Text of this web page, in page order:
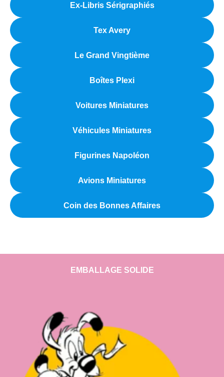
Ex-Libris Sérigraphiés
Tex Avery
Le Grand Vingtième
Boîtes Plexi
Voitures Miniatures
Véhicules Miniatures
Figurines Napoléon
Avions Miniatures
Coin des Bonnes Affaires
EMBALLAGE SOLIDE